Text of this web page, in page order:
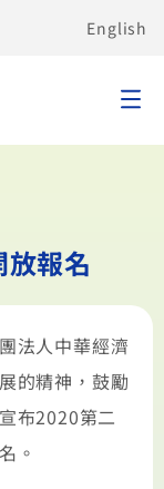
English
報名
法人中華經濟
的精神，鼓勵
布2020第二
。